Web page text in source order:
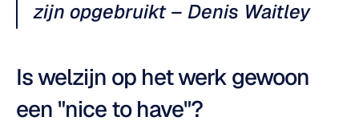
zijn opgebruikt – Denis Waitley
Is welzijn op het werk gewoon
een "nice to have"?